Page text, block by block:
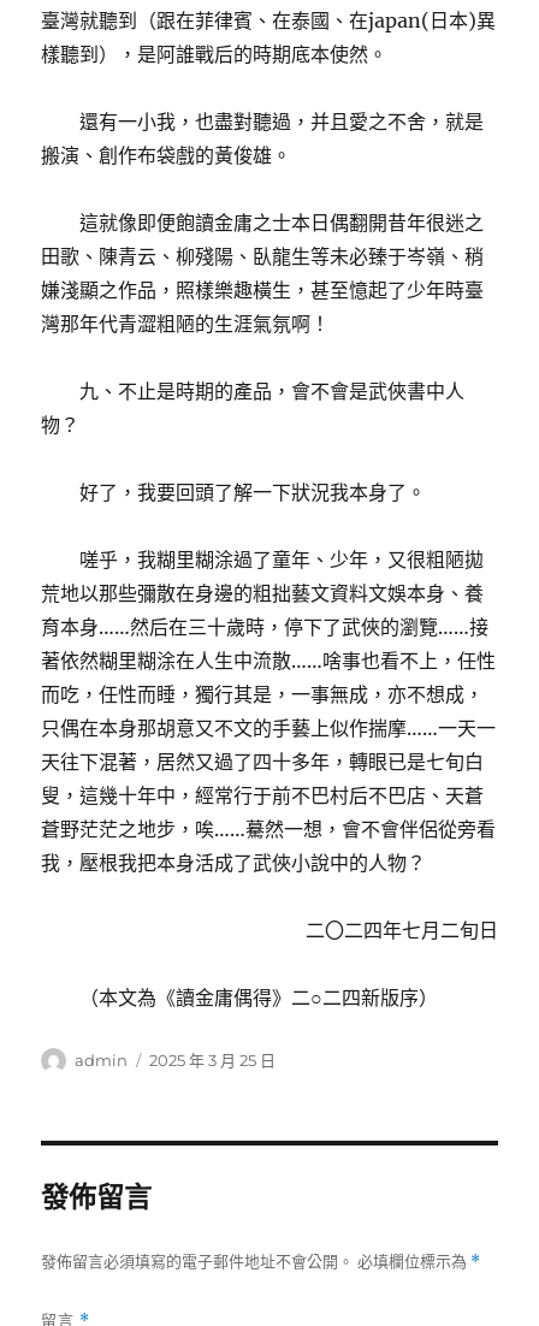
臺灣就聽到（跟在菲律賓、在泰國、在japan(日本)異
樣聽到），是阿誰戰后的時期底本使然。
還有一小我，也盡對聽過，并且愛之不舍，就是
搬演、創作布袋戲的黃俊雄。
這就像即便飽讀金庸之士本日偶翻開昔年很迷之
田歌、陳青云、柳殘陽、臥龍生等未必臻于岑嶺、稍
嫌淺顯之作品，照樣樂趣橫生，甚至憶起了少年時臺
灣那年代青澀粗陋的生涯氣氛啊！
九、不止是時期的產品，會不會是武俠書中人
物？
好了，我要回頭了解一下狀況我本身了。
嗟乎，我糊里糊涂過了童年、少年，又很粗陋拋
荒地以那些彌散在身邊的粗拙藝文資料文娛本身、養
育本身……然后在三十歲時，停下了武俠的瀏覽……接
著依然糊里糊涂在人生中流散……啥事也看不上，任性
而吃，任性而睡，獨行其是，一事無成，亦不想成，
只偶在本身那胡意又不文的手藝上似作揣摩……一天一
天往下混著，居然又過了四十多年，轉眼已是七旬白
叟，這幾十年中，經常行于前不巴村后不巴店、天蒼
蒼野茫茫之地步，唉……驀然一想，會不會伴侶從旁看
我，壓根我把本身活成了武俠小說中的人物？
二〇二四年七月二旬日
（本文為《讀金庸偶得》二○二四新版序）
作
admin
發
2025 年 3 月 25 日
發佈留言
發佈留言必須填寫的電子郵件地址不會公開。 必填欄位標示為 *
留言 *